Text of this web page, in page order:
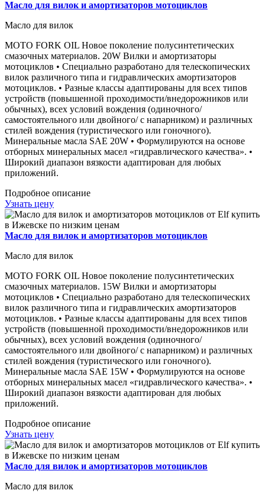
Масло для вилок и амортизаторов мотоциклов
Масло для вилок
MOTO FORK OIL Новое поколение полусинтетических
смазочных материалов. 20W Вилки и амортизаторы
мотоциклов • Специально разработано для телескопических
вилок различного типа и гидравлических амортизаторов
мотоциклов. • Разные классы адаптированы для всех типов
устройств (повышенной проходимости/внедорожников или
обычных), всех условий вождения (одиночного/
самостоятельного или двойного/ с напарником) и различных
стилей вождения (туристического или гоночного).
Минеральные масла SAE 20W • Формулируются на основе
отборных минеральных масел «гидравлического качества». •
Широкий диапазон вязкости адаптирован для любых
приложений.
Подробное описание
Узнать цену
Масло для вилок и амортизаторов мотоциклов
Масло для вилок
MOTO FORK OIL Новое поколение полусинтетических
смазочных материалов. 15W Вилки и амортизаторы
мотоциклов • Специально разработано для телескопических
вилок различного типа и гидравлических амортизаторов
мотоциклов. • Разные классы адаптированы для всех типов
устройств (повышенной проходимости/внедорожников или
обычных), всех условий вождения (одиночного/
самостоятельного или двойного/ с напарником) и различных
стилей вождения (туристического или гоночного).
Минеральные масла SAE 15W • Формулируются на основе
отборных минеральных масел «гидравлического качества». •
Широкий диапазон вязкости адаптирован для любых
приложений.
Подробное описание
Узнать цену
Масло для вилок и амортизаторов мотоциклов
Масло для вилок